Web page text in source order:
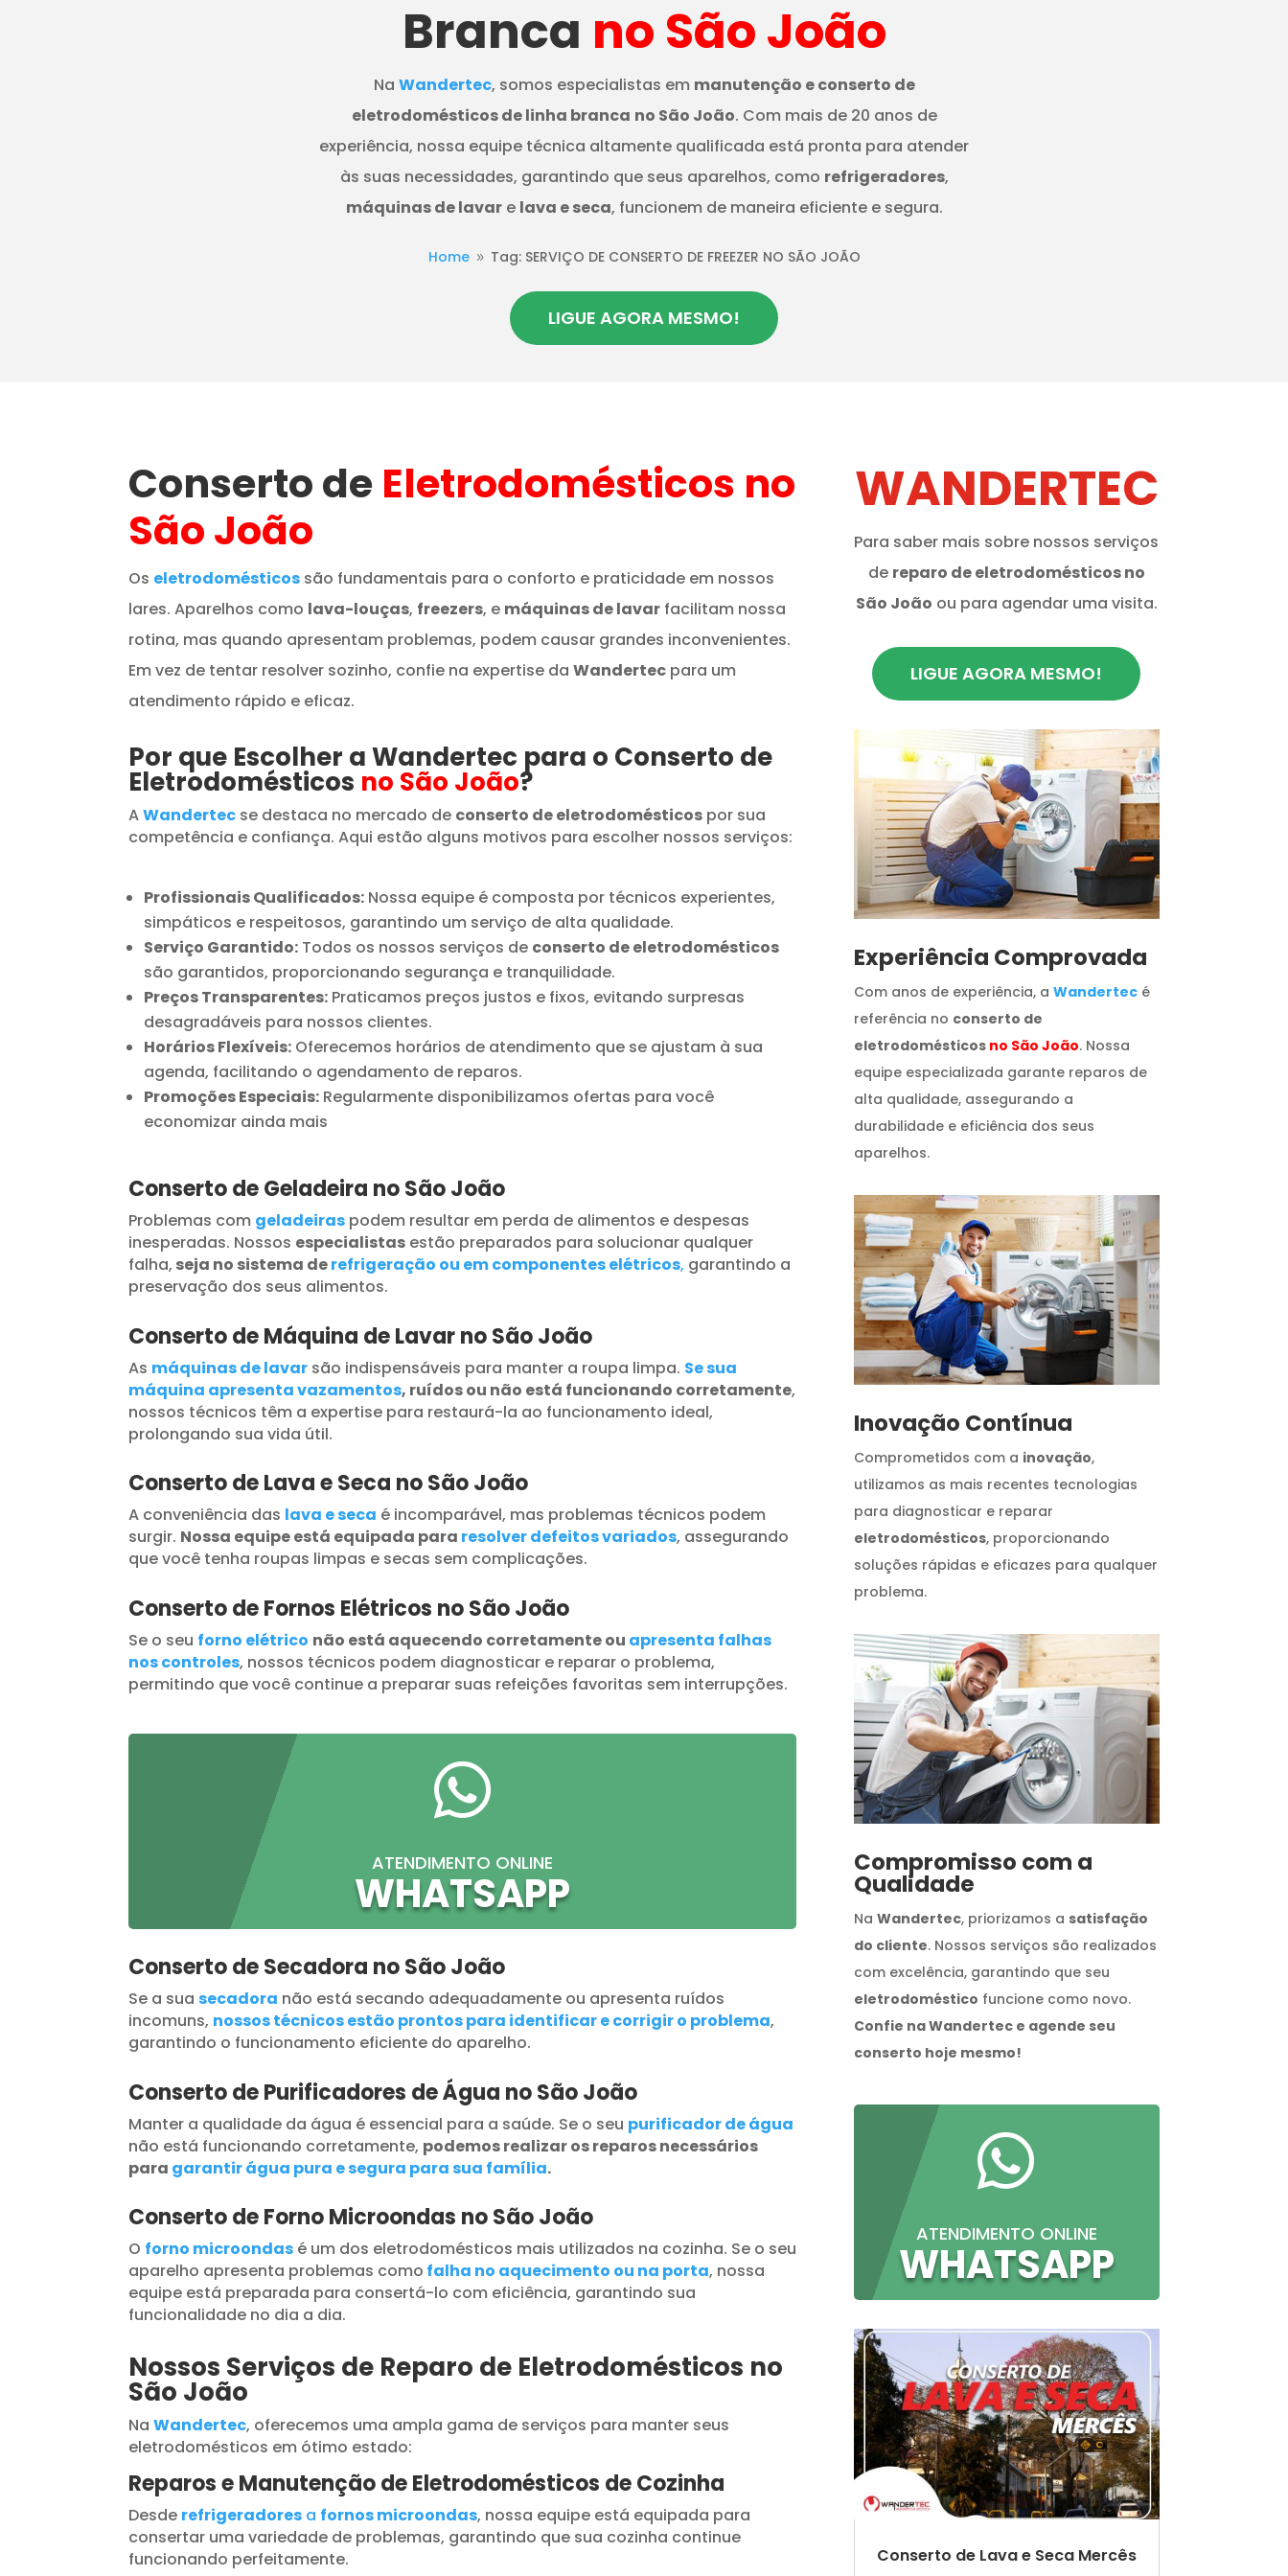
Branca no São João
Na Wandertec, somos especialistas em manutenção e conserto de
eletrodomésticos de linha branca no São João. Com mais de 20 anos de
experiência, nossa equipe técnica altamente qualificada está pronta para atender
às suas necessidades, garantindo que seus aparelhos, como refrigeradores,
máquinas de lavare lava e seca, funcionem de maneira eficiente e segura.
Home 9 Tag: SERVIÇO DE CONSERTO DE FREEZER NO SÃO JOÃO
LIGUE AGORA MESMO!
Conserto de Eletrodomésticos no
São João
Os eletrodomésticos são fundamentais para o conforto e praticidade em nossos
lares. Aparelhos como lava-louças, freezers, e máquinas de lavar facilitam nossa
rotina, mas quando apresentam problemas, podem causar grandes inconvenientes.
Em vez de tentar resolver sozinho, confie na expertise daWandertec para um
atendimento rápido e eficaz.
Por que Escolher a Wandertec para o Conserto de
Eletrodomésticos no São João?
AWandertec se destaca no mercado de conserto de eletrodomésticos por sua
competência e confiança. Aqui estão alguns motivos para escolher nossos serviços:
Profissionais Qualificados: Nossa equipe é composta por técnicos experientes,
simpáticos e respeitosos, garantindo um serviço de alta qualidade.
Serviço Garantido: Todos os nossos serviços de conserto de eletrodomésticos
são garantidos, proporcionando segurança e tranquilidade.
Preços Transparentes: Praticamos preços justos e fixos, evitando surpresas
desagradáveis para nossos clientes.
Horários Flexíveis: Oferecemos horários de atendimento que se ajustam à sua
agenda, facilitando o agendamento de reparos.
Promoções Especiais: Regularmente disponibilizamos ofertas para você
economizar ainda mais
Conserto de Geladeira no São João
Problemas com geladeiras podem resultar em perda de alimentos e despesas
inesperadas. Nossos especialistas estão preparados para solucionar qualquer
falha, seja no sistema derefrigeração ou em componentes elétricos, garantindo a
preservação dos seus alimentos.
Conserto de Máquina de Lavar no São João
As máquinas de lavar são indispensáveis para manter a roupa limpa. Se sua
máquina apresenta vazamentos, ruídos ou não está funcionando corretamente,
nossos técnicos têm a expertise para restaurá-la ao funcionamento ideal,
prolongando sua vida útil.
Conserto de Lava e Seca no São João
A conveniência das lava e seca é incomparável, mas problemas técnicos podem
surgir. Nossa equipe está equipada para resolver defeitos variados, assegurando
que você tenha roupas limpas e secas sem complicações.
Conserto de Fornos Elétricos no São João
Se o seu forno elétrico não está aquecendo corretamente ou apresenta falhas
nos controles, nossos técnicos podem diagnosticar e reparar o problema,
permitindo que você continue a preparar suas refeições favoritas sem interrupções.

ATENDIMENTO ONLINE
WHATSAPP
Conserto de Secadora no São João
Se a suasecadora não está secando adequadamente ou apresenta ruídos
incomuns, nossos técnicos estão prontos para identificar e corrigir o problema,
garantindo o funcionamento eficiente do aparelho.
Conserto de Purificadores de Água no São João
Manter a qualidade da água é essencial para a saúde. Se o seu purificador de água
não está funcionando corretamente, podemos realizar os reparos necessários
para garantir água pura e segura para sua família.
Conserto de Forno Microondas no São João
O forno microondas é um dos eletrodomésticos mais utilizados na cozinha. Se o seu
aparelho apresenta problemas como falha no aquecimento ou na porta, nossa
equipe está preparada para consertá-lo com eficiência, garantindo sua
funcionalidade no dia a dia.
Nossos Serviços de Reparo de Eletrodomésticos no
São João
NaWandertec, oferecemos uma ampla gama de serviços para manter seus
eletrodomésticos em ótimo estado:
Reparos e Manutenção de Eletrodomésticos de Cozinha
Desde refrigeradores a fornos microondas, nossa equipe está equipada para
consertar uma variedade de problemas, garantindo que sua cozinha continue
funcionando perfeitamente.
WANDERTEC
Para saber mais sobre nossos serviços
de reparo de eletrodomésticos no
São João ou para agendar uma visita.
LIGUE AGORA MESMO!
​Experiência Comprovada
Com anos de experiência, a Wandertecé
referência no conserto de
eletrodomésticos no São João. Nossa
equipe especializada garante reparos de
alta qualidade, assegurando a
durabilidade e eficiência dos seus
aparelhos.
Inovação Contínua
Comprometidos com a inovação,
utilizamos as mais recentes tecnologias
para diagnosticar e reparar
eletrodomésticos, proporcionando
soluções rápidas e eficazes para qualquer
problema.
Compromisso com a
Qualidade
Na Wandertec, priorizamos a satisfação
do cliente. Nossos serviços são realizados
com excelência, garantindo que seu
eletrodoméstico funcione como novo.
Confie na Wandertec e agende seu
conserto hoje mesmo!

ATENDIMENTO ONLINE
WHATSAPP
Conserto de Lava e Seca Mercês